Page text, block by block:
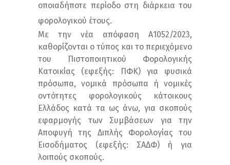
οποιαδήποτε περίοδο στη διάρκεια του
φορολογικού έτους.
Με την νέα απόφαση Α1052/2023,
καθορίζονται ο τύπος και το περιεχόμενο
του Πιστοποιητικού Φορολογικής
Κατοικίας (εφεξής: ΠΦΚ) για φυσικά
πρόσωπα, νομικά πρόσωπα ή νομικές
οντότητες φορολογικούς κάτοικους
Ελλάδος κατά τα ως άνω, για σκοπούς
εφαρμογής των Συμβάσεων για την
Αποφυγή της Διπλής Φορολογίας του
Εισοδήματος (εφεξής: ΣΑΔΦ) ή για
λοιπούς σκοπούς.